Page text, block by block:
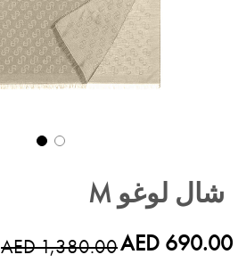
بداية
شال لوغو M
AED 690.00
AED 1,380.00